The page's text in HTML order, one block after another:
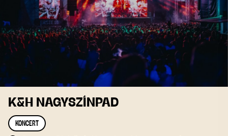
K&H NAGYSZÍNPAD
KONCERT